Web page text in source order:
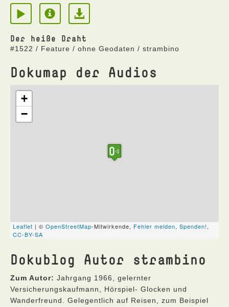
Der heiße Draht
#1522 / Feature / ohne Geodaten / strambino
Dokumap der Audios
Dokublog Autor strambino
Zum Autor: Jahrgang 1966, gelernter
Versicherungskaufmann, Hörspiel- Glocken und
Wanderfreund. Gelegentlich auf Reisen, zum Beispiel